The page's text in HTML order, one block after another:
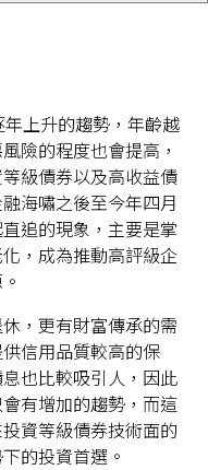
上升的趨勢，年齡越
險的程度也會提高，
級債券以及高收益債
海嘯之後至今年四月
追的現象，主要是掌
，成為推動高評級企
，更有財富傳承的需
信用品質較高的保
也比較吸引人，因此
有增加的趨勢，而這
資等級債券技術面的
的投資首選。